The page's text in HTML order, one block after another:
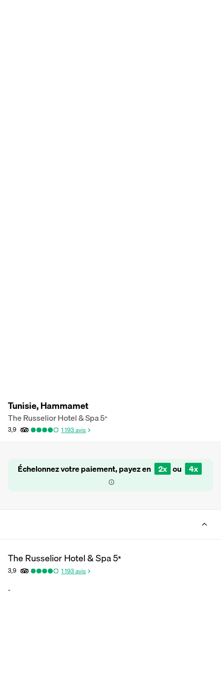
Tunisie, Hammamet
The Russelior Hotel & Spa5*
3,9 1 193avis
Échelonnez votre paiement, payez en 2x ou 4x
The Russelior Hotel & Spa5*
3,9 1 193avis
-